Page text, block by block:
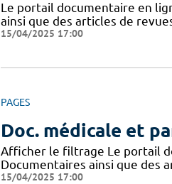
Le portail documentaire en
ainsi que des articles de
15/04/2025 17:00
PAGES
Doc. médicale et
Afficher le filtrage Le portail
Documentaires ainsi que des
15/04/2025 17:00